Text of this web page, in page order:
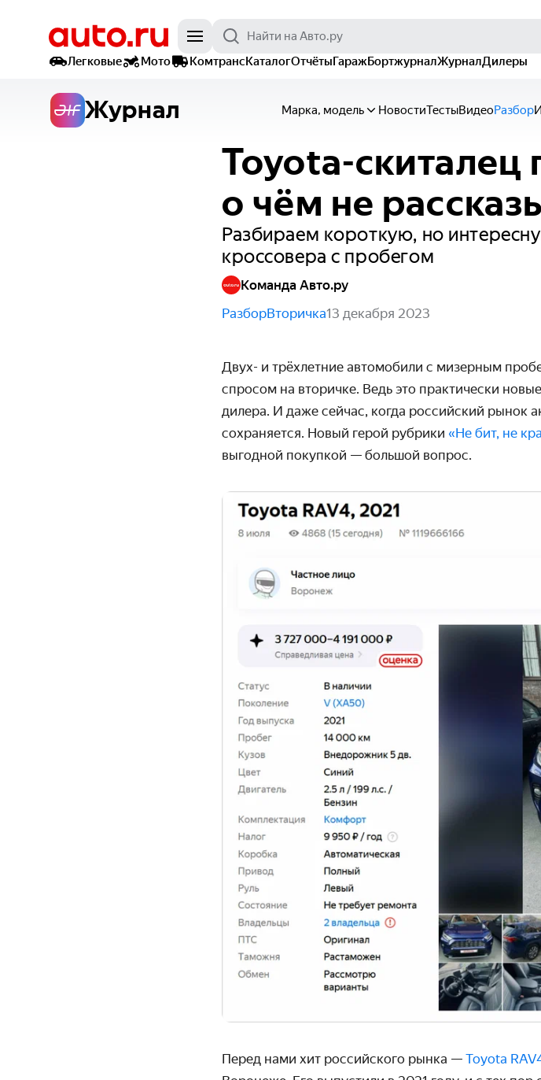
Легковые
Мото КомтрансКаталогОтчётыГаражБортжурналЖурналДилеры
Журнал Марка, модель НовостиТестыВидеоРазбор
Toyota-скиталец
о чём не
Разбираем короткую, но
кроссовера с пробегом
Команда Авто.ру
РазборВторичка13 декабря 2023
Двух- и трёхлетние автомобили с мизерным
спросом на вторичке. Ведь это практически
дилера. И даже сейчас, когда российский рынок
сохраняется. Новый герой рубрики «Не бит, не
выгодной покупкой — большой вопрос.
Перед нами хит российского рынка — Toyota